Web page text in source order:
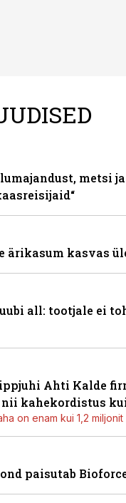
metsi
ärikasum kasvas
all: tootjale ei
Ahti Kalde
kahekordistus
on enam kui 1,2
paisutab